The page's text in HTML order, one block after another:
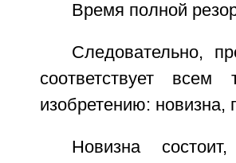
Время полной
Следовательно,
соответствует
изобретению: новизна,
Новизна